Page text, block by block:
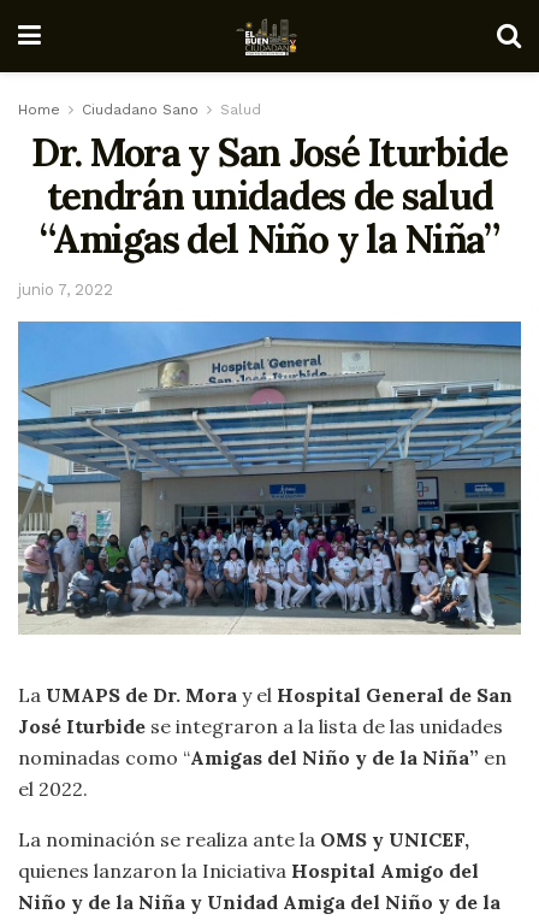
Home Ciudadano Sano Salud
Dr. Mora y San José Iturbide
tendrán unidades de salud
“Amigas del Niño y la Niña”
junio 7, 2022
La UMAPS de Dr. Mora y el Hospital General de San
José Iturbide se integraron a la lista de las unidades
nominadas como “Amigas del Niño y de la Niña” en
el 2022.
La nominación se realiza ante la OMS y UNICEF,
quienes lanzaron la Iniciativa Hospital Amigo del
Niño y de la Niña y Unidad Amiga del Niño y de la